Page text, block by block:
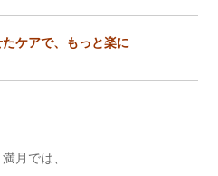
ケアで、もっと楽に
月では、